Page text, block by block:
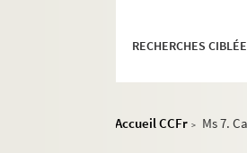
RECHERCHES
Accueil CCFr > Ms 7.